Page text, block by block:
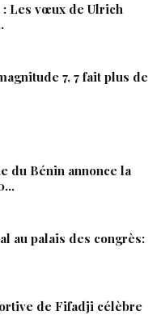
: Les vœux de Ulrich
7, 7 fait plus de
du Bénin annonce la
au palais des congrès:
de Fifadji célèbre